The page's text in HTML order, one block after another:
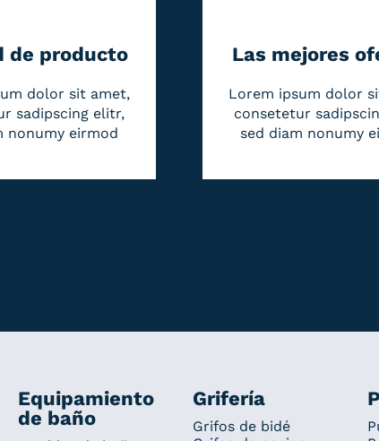
de producto
dolor sit amet,
sadipscing elitr,
nonumy eirmod
Las mejores
Lorem ipsum dolor
consetetur
sed diam nonumy
Equipamiento
de baño
Grifería
Grifos de bidé